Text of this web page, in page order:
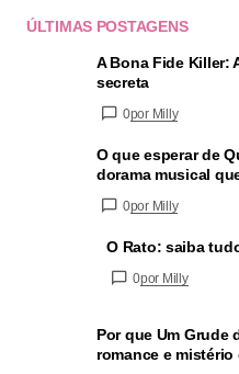
ÚLTIMAS POSTAGENS
A Bona Fide Killer:
secreta
0por Milly
O que esperar de
dorama musical
0por Milly
O Rato: saiba
0por Milly
Por que Um Grude
romance e mistério